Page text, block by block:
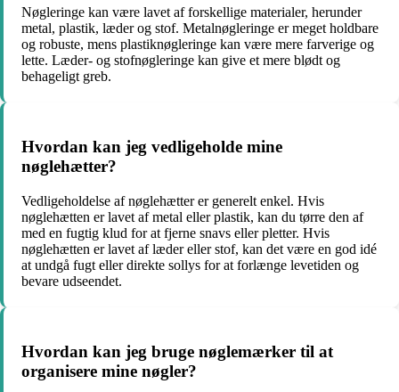
Nøgleringe kan være lavet af forskellige materialer, herunder
metal, plastik, læder og stof. Metalnøgleringe er meget holdbare
og robuste, mens plastiknøgleringe kan være mere farverige og
lette. Læder- og stofnøgleringe kan give et mere blødt og
behageligt greb.
Hvordan kan jeg vedligeholde mine
nøglehætter?
Vedligeholdelse af nøglehætter er generelt enkel. Hvis
nøglehætten er lavet af metal eller plastik, kan du tørre den af
med en fugtig klud for at fjerne snavs eller pletter. Hvis
nøglehætten er lavet af læder eller stof, kan det være en god idé
at undgå fugt eller direkte sollys for at forlænge levetiden og
bevare udseendet.
Hvordan kan jeg bruge nøglemærker til at
organisere mine nøgler?